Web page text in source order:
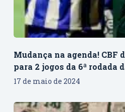
Mudança na agenda! CBF
para 2 jogos da 6ª rodada
17 de maio de 2024